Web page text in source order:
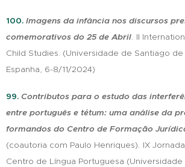
100. Imagens da infância nos discursos
comemorativos do 25 de Abril. II
Child Studies. (Universidade de Santiago
Espanha, 6-8/11/2024)
99. Contributos para o estudo das
entre português e tétum: uma análise da
formandos do Centro de Formação
(coautoria com Paulo Henriques). IX
Centro de Língua Portuguesa